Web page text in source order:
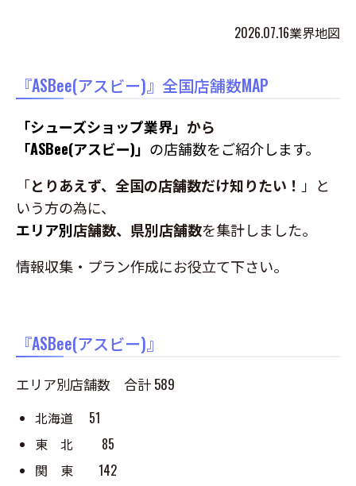
2026.07.16業界地図
『ASBee(アスビー)』全国店舗数MAP
「シューズショップ業界」 から
「ASBee(アスビー)」 の店舗数をご紹介します。
「とりあえず、全国の店舗数だけ知りたい！ 」と
いう方の為に、
エリア別店舗数、県別店舗数を集計しました。
情報収集・プラン作成にお役立て下さい。
『ASBee(アスビー)』
エリア別店舗数 合計 589
北海道 51
東 北 85
関 東 142